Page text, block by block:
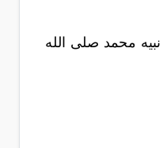
محمد صلى الله